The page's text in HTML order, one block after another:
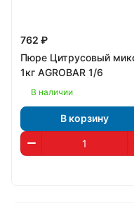
762 ₽
Пюре Цитрусовый
1кг AGROBAR 1/6
В наличии
В корзину